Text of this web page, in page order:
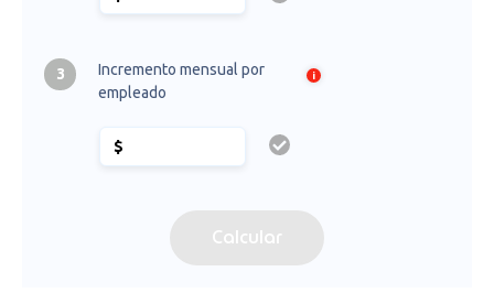
3
Incremento mensual por
empleado
Calcular